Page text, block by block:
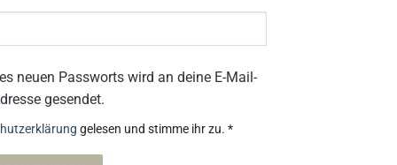
neuen Passworts wird an deine E-Mail-
gesendet.
gelesen und stimme ihr zu. *